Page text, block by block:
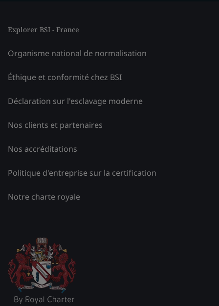
Explorer BSI - France
Organisme national de normalisation
Éthique et conformité chez BSI
Déclaration sur l'esclavage moderne
Nos clients et partenaires
Nos accréditations
Politique d'entreprise sur la certification
Notre charte royale